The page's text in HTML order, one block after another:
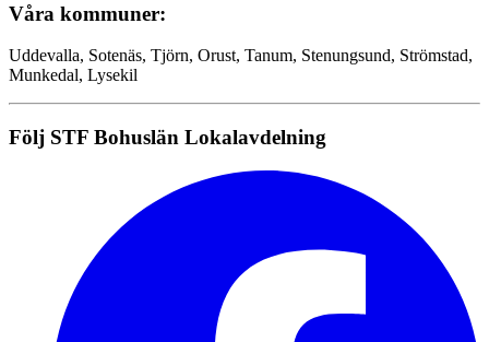
Våra kommuner:
Uddevalla, Sotenäs, Tjörn, Orust, Tanum, Stenungsund, Strömstad,
Munkedal, Lysekil
Följ STF Bohuslän Lokalavdelning